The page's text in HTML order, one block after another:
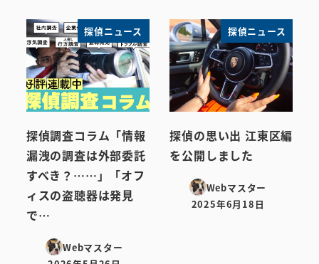
探偵ニュース
探偵調査コラム「情報
漏洩の調査は外部委託
すべき？……」「オフ
ィスの盗聴器は発見
で…
Webマスター
探偵ニュース
探偵の思い出 江東区編
を公開しました
Webマスター
投稿日
2025年6月18日